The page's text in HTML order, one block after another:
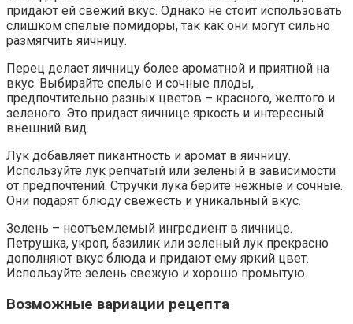
придают ей свежий вкус. Однако не стоит использовать
слишком спелые помидоры, так как они могут сильно
размягчить яичницу.
Перец делает яичницу более ароматной и приятной на
вкус. Выбирайте спелые и сочные плоды,
предпочтительно разных цветов – красного, желтого и
зеленого. Это придаст яичнице яркость и интересный
внешний вид.
Лук добавляет пикантность и аромат в яичницу.
Используйте лук репчатый или зеленый в зависимости
от предпочтений. Стручки лука берите нежные и сочные.
Они подарят блюду свежесть и уникальный вкус.
Зелень – неотъемлемый ингредиент в яичнице.
Петрушка, укроп, базилик или зеленый лук прекрасно
дополняют вкус блюда и придают ему яркий цвет.
Используйте зелень свежую и хорошо промытую.
Возможные вариации рецепта